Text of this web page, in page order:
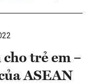
trẻ em –
ASEAN